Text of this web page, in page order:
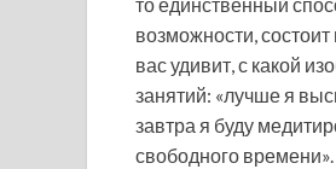
то единственный
возможности,
вас удивит, с какой
занятий: «лучше я
завтра я буду
свободного времени».